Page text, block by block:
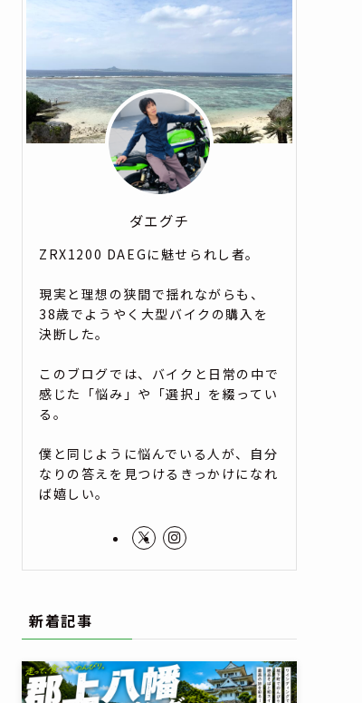
ダエグチ
ZRX1200 DAEGに魅せられし者。
現実と理想の狭間で揺れながらも、
38歳でようやく大型バイクの購入を
決断した。
このブログでは、バイクと日常の中で
感じた「悩み」や「選択」を綴ってい
る。
僕と同じように悩んでいる人が、自分
なりの答えを見つけるきっかけになれ
ば嬉しい。
新着記事